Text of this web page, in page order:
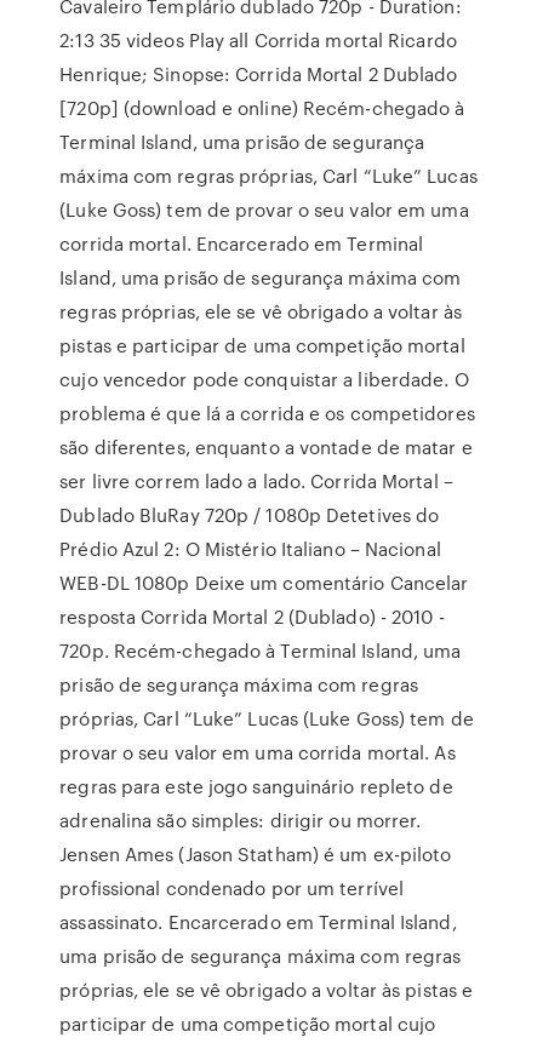
Cavaleiro Templário dublado 720p - Duration:
2:13 35 videos Play all Corrida mortal Ricardo
Henrique; Sinopse: Corrida Mortal 2 Dublado
[720p] (download e online) Recém-chegado à
Terminal Island, uma prisão de segurança
máxima com regras próprias, Carl “Luke” Lucas
(Luke Goss) tem de provar o seu valor em uma
corrida mortal. Encarcerado em Terminal
Island, uma prisão de segurança máxima com
regras próprias, ele se vê obrigado a voltar às
pistas e participar de uma competição mortal
cujo vencedor pode conquistar a liberdade. O
problema é que lá a corrida e os competidores
são diferentes, enquanto a vontade de matar e
ser livre correm lado a lado. Corrida Mortal –
Dublado BluRay 720p / 1080p Detetives do
Prédio Azul 2: O Mistério Italiano – Nacional
WEB-DL 1080p Deixe um comentário Cancelar
resposta Corrida Mortal 2 (Dublado) - 2010 -
720p. Recém-chegado à Terminal Island, uma
prisão de segurança máxima com regras
próprias, Carl “Luke” Lucas (Luke Goss) tem de
provar o seu valor em uma corrida mortal. As
regras para este jogo sanguinário repleto de
adrenalina são simples: dirigir ou morrer.
Jensen Ames (Jason Statham) é um ex-piloto
profissional condenado por um terrível
assassinato. Encarcerado em Terminal Island,
uma prisão de segurança máxima com regras
próprias, ele se vê obrigado a voltar às pistas e
participar de uma competição mortal cujo